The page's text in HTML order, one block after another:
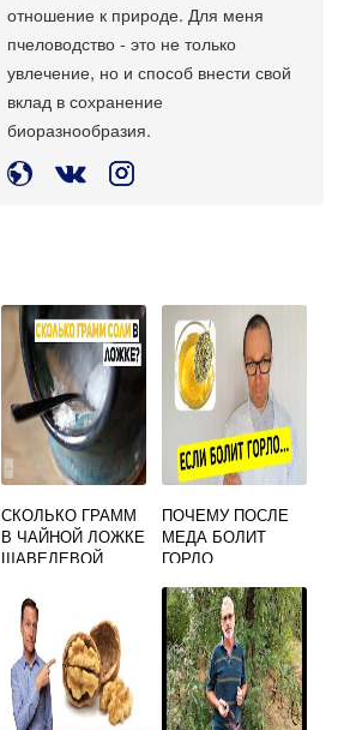
отношение к природе. Для меня
пчеловодство - это не только
увлечение, но и способ внести свой
вклад в сохранение
биоразнообразия.
СКОЛЬКО ГРАММ
В ЧАЙНОЙ ЛОЖКЕ
ЩАВЕЛЕВОЙ
ПОЧЕМУ ПОСЛЕ
МЕДА БОЛИТ
ГОРЛО